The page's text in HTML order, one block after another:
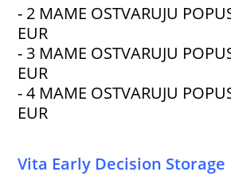
- 2 MAME OSTVARUJU
EUR
- 3 MAME OSTVARUJU
EUR
- 4 MAME OSTVARUJU
EUR
Vita Early Decision Storage